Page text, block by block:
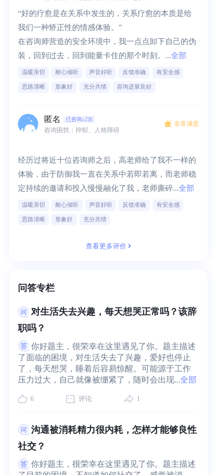
“好的疗愈是在关系中发生的，关系疗愈的本质是给
我们一种矫正性的情感体验。”
在咨询师营造的安全环境中，我一点点卸下自己的伪
装，回到过去，回到能量卡住的那个时刻。...全部
温暖亲切 耐心倾听 声音好听 反馈准确 有安全感
思路清晰 形象好 充分共情 咨询进展良好
匿名 已咨询≥2次
咨询困扰：抑郁、人格障碍
非常满意
经历过将近十位咨询师之后，高老师给了我不一样的
体验，由于防御我一直在关系中若即若离，而老师稳
定持续的邀请和投入慢慢融化了我，老师撕碎...全部
温暖亲切 耐心倾听 声音好听 反馈准确 有安全感
思路清晰 形象好 充分共情
查看更多评价
问答专栏
对生活失去兴趣，每天想哭正常吗？该辞
职吗？
你好题主，很荣幸在这里遇见了你。题主描述
了面临的困境，对生活失去了兴趣，爱好也停止
了，每天想哭，睡着后容易惊醒。可能源于工作
压力过大，自己就像被绷紧了，随时会出现...全部
6 评论 1
沟通被消耗精力很内耗，怎样才能够良性
社交？
你好题主，很荣幸在这里遇见了你。题主描述